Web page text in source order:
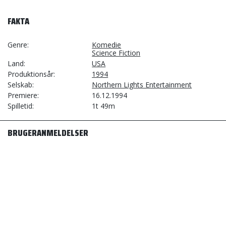
FAKTA
Genre
Komedie
Science Fiction
Land
USA
Produktionsår
1994
Selskab
Northern Lights Entertainment
Premiere
16.12.1994
Spilletid
1t 49m
BRUGERANMELDELSER